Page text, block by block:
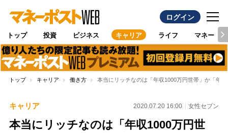
ログイン
トップ 投資 ビジネス キャリア ライフ マネー
トップ キャリア 働き方 本当にリッチなのは「年収1000万円世帯」か「年
キャリア 2020.07.20 16:00 女性セブン
本当にリッチなのは「年収1000万円世